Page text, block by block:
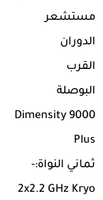
مستشعر
الدوران
القرب
البوصلة
Dimensity 9000
Plus
ثماني النواة:-
2x2.2 GHz Kryo